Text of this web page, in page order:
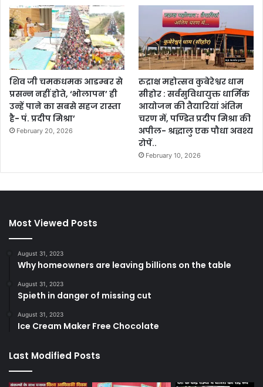
शिव जी चमकधमक आडम्बर से
प्रसन्न नहीं होते, ‘भोलापन’ ही
उन्हें पाने का सबसे सहज रास्ता
है- पं. प्रदीप मिश्रा’
February 20, 2026
रुद्राक्ष महोत्सव कुबेरेश्वर धाम
सीहोर : सर्वसुविधायुक्त धार्मिक
आयोजन की तैयारियां अंतिम
चरण में, पण्डित प्रदीप मिश्रा की
अपील- श्रद्धालु एक पौधा अवश्य
रोपें..
February 10, 2026
Most Viewed Posts
August 31, 2023
Why homeowners are leaving billions on the table
August 31, 2023
Spieth in danger of missing cut
August 31, 2023
Ice Cream Maker Free Chocolate
Last Modified Posts